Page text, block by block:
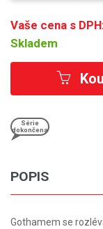
Vaše cena s
Skladem
Série
dokončena
POPIS
Gothamem se